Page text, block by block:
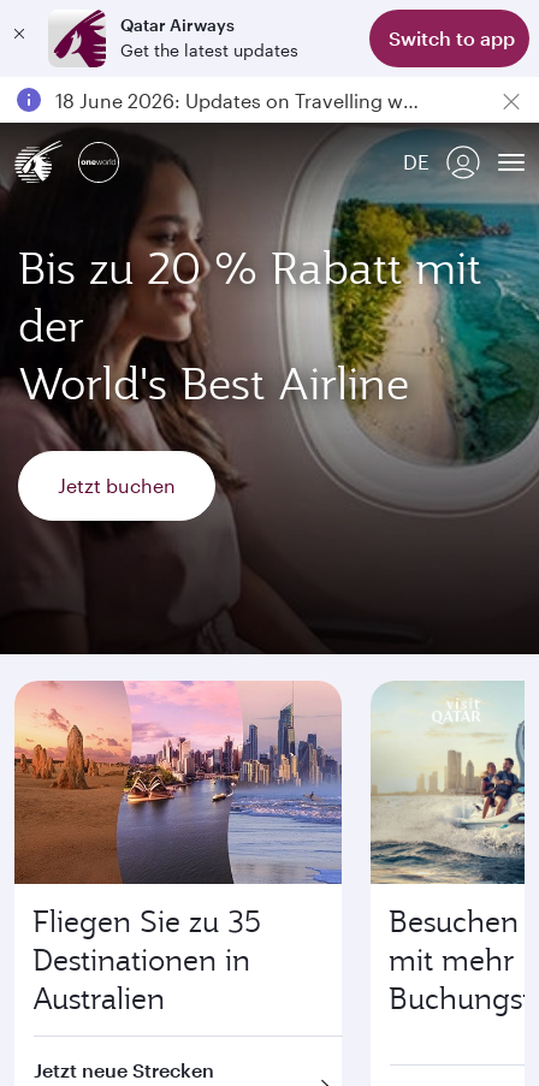
Qatar Airways
Get the latest updates
Switch to app
Passengers flying between Doha and Auckland on QR914 and QR915
18 June 2026: Updates on Travelling with Power Banks
6 August 2026: Qatar Airways flight resumption to Bahrain (BAH), Erbil (EBL), and Kuwait (KWI)
Qatar Airways Expands Global Network to over 160 Destinations
DE
Bis zu 20 % Rabatt mit
der
World's Best Airline
Jetzt buchen
Fliegen Sie zu 35
Destinationen in
Australien
Jetzt neue Strecken
Besuchen
mit mehr